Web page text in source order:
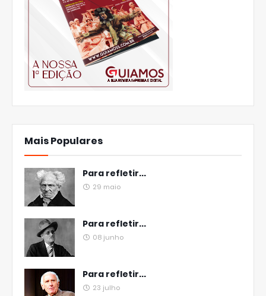
Mais Populares
Para refletir...
29 maio
Para refletir...
08 junho
Para refletir...
23 julho